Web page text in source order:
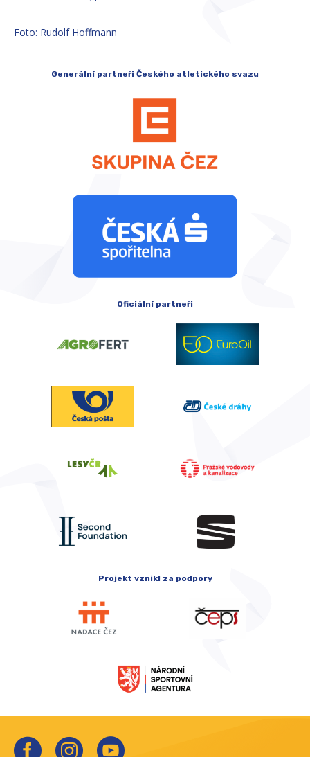
Foto: Rudolf Hoffmann
Generální partneři Českého atletického svazu
Oficiální partneři
Projekt vznikl za podpory